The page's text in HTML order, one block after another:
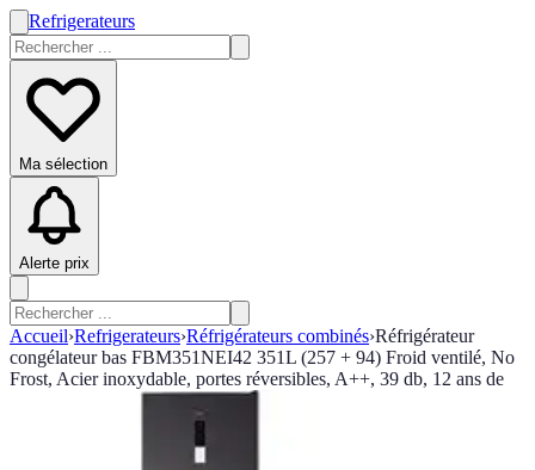
Refrigerateurs
Ma sélection
Alerte prix
Accueil›Refrigerateurs›Réfrigérateurs combinés›Réfrigérateur
congélateur bas FBM351NEI42 351L (257 + 94) Froid ventilé, No
Frost, Acier inoxydable, portes réversibles, A++, 39 db, 12 ans de